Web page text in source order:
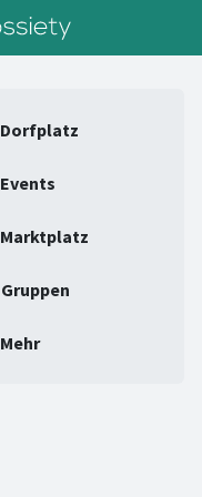
Dorfplatz
Events
Marktplatz
Gruppen
Mehr